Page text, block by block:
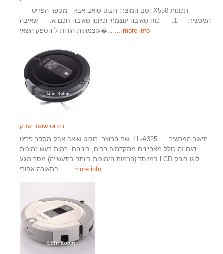
המכשיר: 1. כוח שאיבה עוצמתי וכיוונון שאיבה חכם א. שאיבה
עוצמתית הודות ל הספק השאי�...
... more info
רובוט שואב אבק
שם המוצר: רובוט שואב אבק מספר פריט: LL-A325 תיאור המכשיר:
דגם זה כולל מאפיינים מתקדמים רבים, ביניהם: רמות רעש נמוכות
במיוחד (הרמות הנמוכות ביותר בתעשייה) מסך מגע LCD לוגו בוהק
... more info